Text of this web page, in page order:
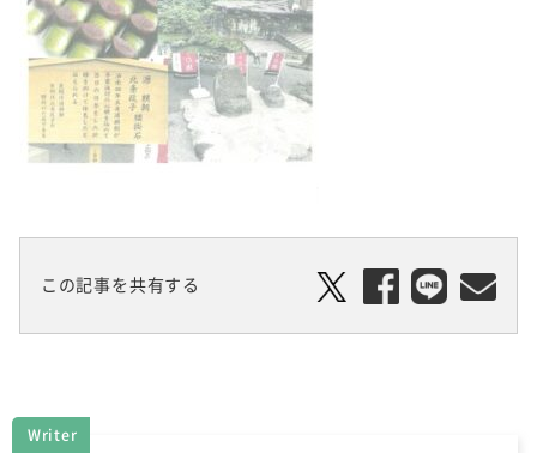
この記事を共有する
Writer